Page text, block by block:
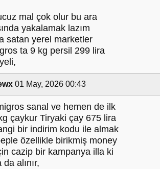
mal çok olur bu ara
yakalamak lazım
satan yerel marketler
ta 9 kg persil 299 lira
01 May, 2026 00:43
sanal ve hemen de ilk
çaykur Tiryaki çay 675 lira
bir indirim kodu ile almak
özellikle birikmiş money
cazip bir kampanya illa ki
alınır,